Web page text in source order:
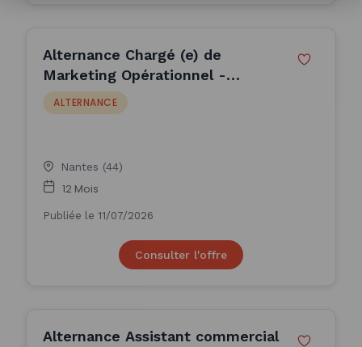
Alternance Chargé (e) de
Marketing Opérationnel -
Nantes (F/H) (H/F)
ALTERNANCE
Nantes (44)
12 Mois
Publiée le 11/07/2026
Consulter l'offre
Alternance Assistant commercial